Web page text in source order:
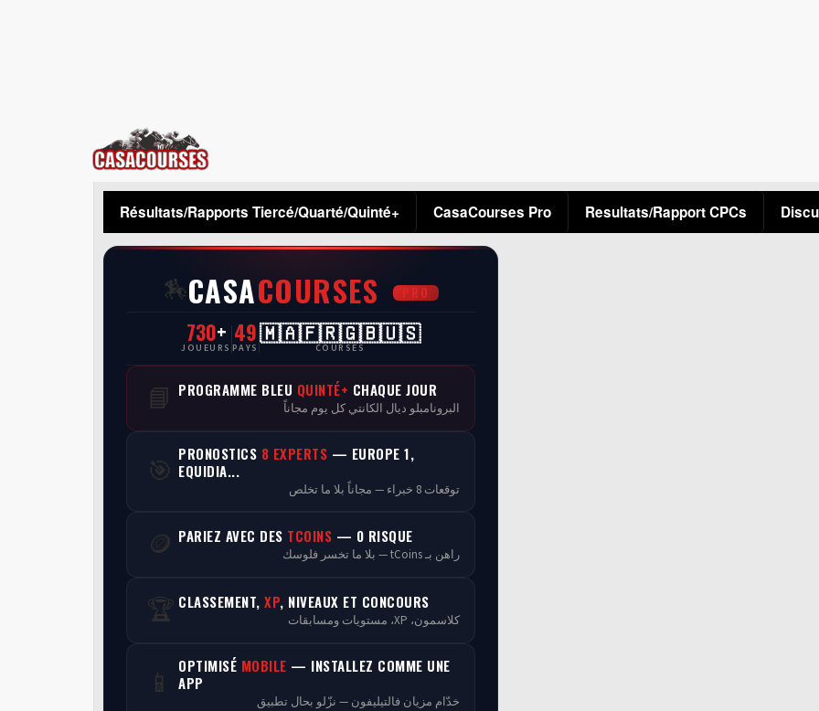
CasaCourses
Résultats/Rapports Tiercé/Quarté/Quinté+ CasaCourses Pro Resultats/Rapport CPCs
🏇CASACOURSES PRO
730+
JOUEURS
49
PAYS
🇲🇦🇫🇷🇬🇧🇺🇸
COURSES
📘 PROGRAMME BLEU QUINTÉ+ CHAQUE JOUR
البرونامبلو ديال الكانتي كل يوم مجاناً
🎯 PRONOSTICS 8 EXPERTS — EUROPE 1,
EQUIDIA...
توقعات 8 خبراء — مجاناً بلا ما تخلص
🪙 PARIEZ AVEC DES TCOINS — 0 RISQUE
راهن بـ tCoins — بلا ما تخسر فلوسك
🏆 CLASSEMENT, XP, NIVEAUX ET CONCOURS
كلاسمون، XP، مستويات ومسابقات
📱 OPTIMISÉ MOBILE — INSTALLEZ COMME UNE
APP
خدّام مزيان فالتيليفون — نزّلو بحال تطبيق